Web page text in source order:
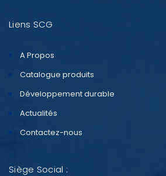
Liens SCG
A Propos
Catalogue produits
Développement durable
Actualités
Contactez-nous
Siège Social :